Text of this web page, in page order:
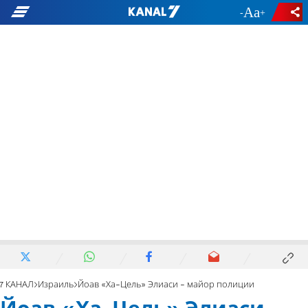
- +
7 КАНАЛ Израиль Йоав «Ха-Цель» Элиаси - майор полиции